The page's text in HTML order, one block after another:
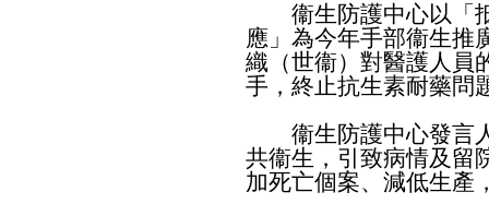
衞生防護中心以「抵
應」為今年手部衞生推
織（世衞）對醫護人員
手，終止抗生素耐藥問
衞生防護中心發言人
共衞生，引致病情及留
加死亡個案、減低生產